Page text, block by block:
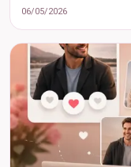
06/05/2026